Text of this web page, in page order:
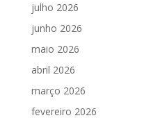
julho 2026
junho 2026
maio 2026
abril 2026
março 2026
fevereiro 2026